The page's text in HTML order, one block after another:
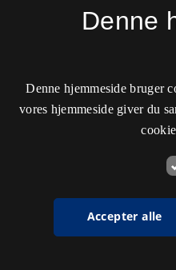
Denne
Denne hjemmeside bruger
vores hjemmeside giver du
Accepter alle